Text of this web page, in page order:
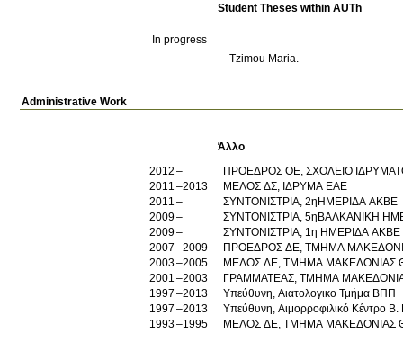
Student Theses within AUTh
In progress
Tzimou Maria.
Administrative Work
Άλλο
2012
ΠΡΟΕΔΡΟΣ ΟΕ, ΣΧΟΛΕΙΟ
2011
2013
ΜΕΛΟΣ ΔΣ, ΙΔΡΥΜΑ ΕΑΕ
2011
ΣΥΝΤΟΝΙΣΤΡΙΑ, 2ηΗΜΕΡΙΔΑ ΑΚΒΕ
2009
ΣΥΝΤΟΝΙΣΤΡΙΑ, 5ηΒΑΛΚΑΝΙΚΗ
2009
ΣΥΝΤΟΝΙΣΤΡΙΑ, 1η ΗΜΕΡΙΔΑ ΑΚΒΕ
2007
2009
ΠΡΟΕΔΡΟΣ ΔΕ, ΤΜΗΜΑ
2003
2005
ΜΕΛΟΣ ΔΕ, ΤΜΗΜΑ ΜΑΚΕΔΟΝΙΑΣ
2001
2003
ΓΡΑΜΜΑΤΕΑΣ, ΤΜΗΜΑ
1997
2013
Υπεύθυνη, Αιατολογικο Τμήμα ΒΠΠ
1997
2013
Υπεύθυνη, Αιμορροφιλικό Κέντρο Β.
1993
1995 ΜΕΛΟΣ ΔΕ, ΤΜΗΜΑ ΜΑΚΕΔΟΝΙΑΣ